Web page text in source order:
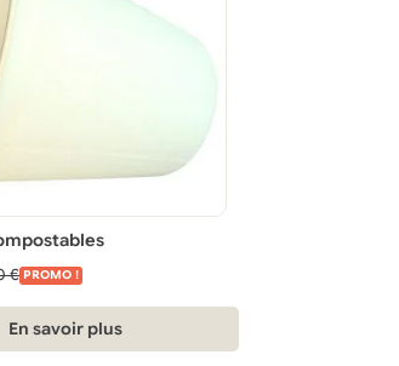
€ PROMO !
En savoir plus